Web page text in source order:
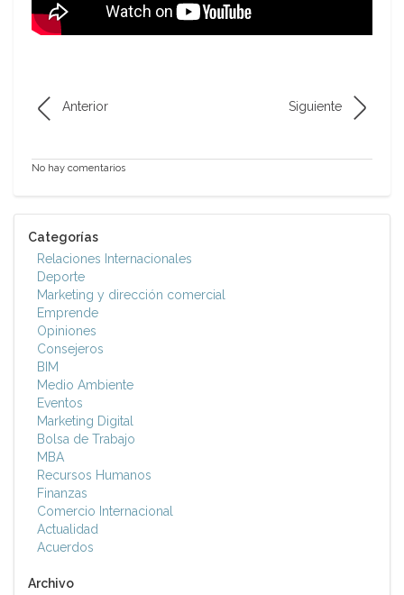
Anterior Siguiente
No hay comentarios
Categorías
Relaciones Internacionales
Deporte
Marketing y dirección comercial
Emprende
Opiniones
Consejeros
BIM
Medio Ambiente
Eventos
Marketing Digital
Bolsa de Trabajo
MBA
Recursos Humanos
Finanzas
Comercio Internacional
Actualidad
Acuerdos
Archivo